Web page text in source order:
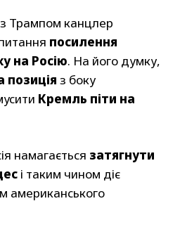
Трампом канцлер
посилення
на Росію. На його думку,
позиція з боку
Кремль піти на
намагається затягнути
і таким чином діє
американського